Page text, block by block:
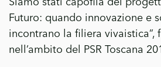
Futuro: quando innovazione e
incontrano la filiera vivaistica”,
nell’ambito del PSR Toscana